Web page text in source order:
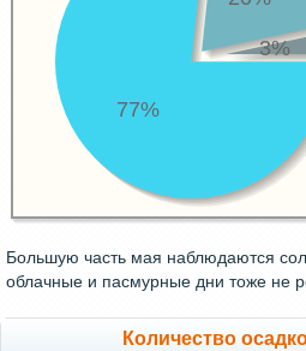
77%
3%
Большую часть мая наблюдаются
облачные и пасмурные дни тоже не
Количество